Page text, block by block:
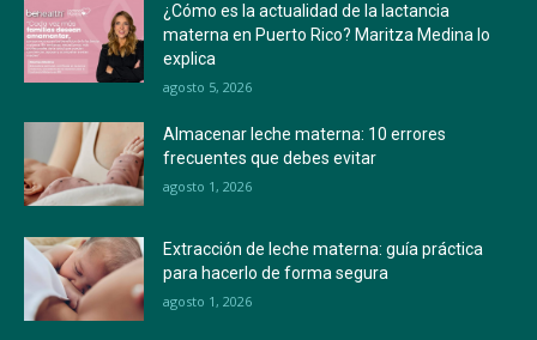
¿Cómo es la actualidad de la lactancia
materna en Puerto Rico? Maritza Medina lo
explica
agosto 5, 2026
Almacenar leche materna: 10 errores
frecuentes que debes evitar
agosto 1, 2026
Extracción de leche materna: guía práctica
para hacerlo de forma segura
agosto 1, 2026